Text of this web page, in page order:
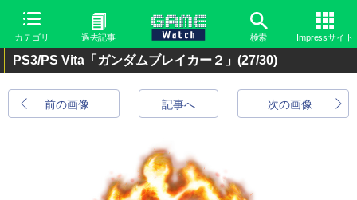
カテゴリ 過去記事 検索 Impressサイト
PS3/PS Vita「ガンダムブレイカー２」 (27/30)
前の画像 次の画像
記事へ